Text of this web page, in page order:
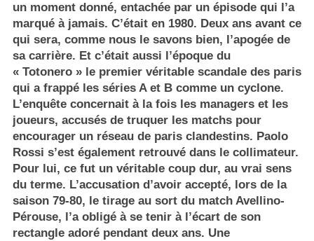
un moment donné, entachée par un épisode qui l’a
marqué à jamais. C’était en 1980. Deux ans avant ce
qui sera, comme nous le savons bien, l’apogée de
sa carrière. Et c’était aussi l’époque du
« Totonero » le premier véritable scandale des paris
qui a frappé les séries A et B comme un cyclone.
L’enquête concernait à la fois les managers et les
joueurs, accusés de truquer les matchs pour
encourager un réseau de paris clandestins. Paolo
Rossi s’est également retrouvé dans le collimateur.
Pour lui, ce fut un véritable coup dur, au vrai sens
du terme. L’accusation d’avoir accepté, lors de la
saison 79-80, le tirage au sort du match Avellino-
Pérouse, l’a obligé à se tenir à l’écart de son
rectangle adoré pendant deux ans. Une